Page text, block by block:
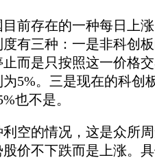
存在的一种每日上涨
有三种：一是非科创
而是只按照这一价格
5%。三是现在的科创
也不是。
的情况，这是众所周
价不下跌而是上涨。